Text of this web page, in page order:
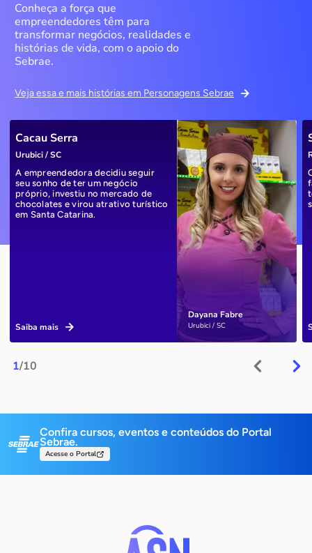
Conheça a força que
empreendedores têm para
transformar negócios, realidades e
histórias de vida, com o apoio do
Sebrae.
Veja essa e mais histórias em Personagens Sebrae
1/10
Dayana Fabre
Urubici / SC
Cacau Serra
Urubici / SC
A empreendedora decidiu seguir
seu sonho de ter um negócio
próprio, investiu no mercado de
chocolates e virou atrativo turístico
em Santa Catarina.
Saiba mais
Confira cursos, eventos e conteúdos do Portal
Sebrae.
Acesse o Portal